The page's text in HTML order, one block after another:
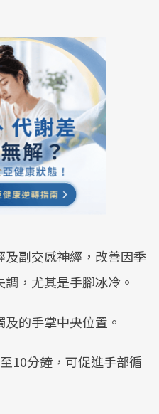
副交感神經，改善因季
，尤其是手腳冰冷。
的手掌中央位置。
10分鐘，可促進手部循